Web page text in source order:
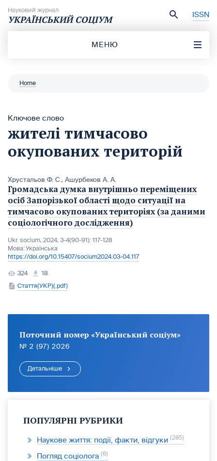
Науковий журнал
УКРАЇНСЬКИЙ СОЦІУМ ISSN
МЕНЮ
Home
Ключове слово
жителі тимчасово
окупованих територій
Хрустальов Ф. С., Ашурбеков А. А.
Громадська думка внутрішньо переміщених
осіб Запорізької області щодо ситуації на
тимчасово окупованих територіях (за даними
соціологічного дослідження)
Ukr. socìum, 2024, 3-4(90-91): 117-128
Мова:Українська
https://doi.org/10.15407/socium2024.03-04.117
324
18
Стаття(УКР)(.pdf)
Поточний номер «Український соціум»
№ 2 (97) 2026
Детальніше
ПОПУЛЯРНІ РУБРИКИ
Наукове життя: події, факти, відгуки 285
Погляд соціолога 8